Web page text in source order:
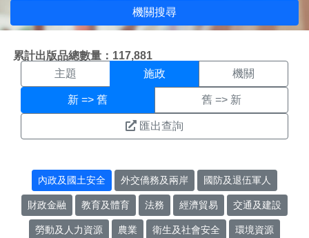
機關搜尋
累計出版品總數量：117,881
施政搜尋結果頁面
主題 施政 機關
新 => 舊 舊 => 新
匯出查詢
內政及國土安全 外交僑務及兩岸 國防及退伍軍人
財政金融 教育及體育 法務 經濟貿易 交通及建設
勞動及人力資源 農業 衛生及社會安全 環境資源